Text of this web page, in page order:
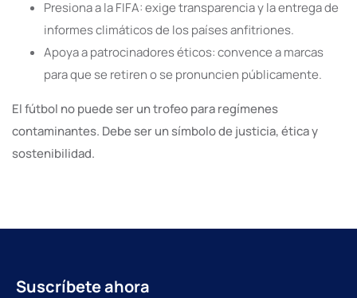
Presiona a la FIFA: exige transparencia y la entrega de
informes climáticos de los países anfitriones.
Apoya a patrocinadores éticos: convence a marcas
para que se retiren o se pronuncien públicamente.
El fútbol no puede ser un trofeo para regímenes
contaminantes. Debe ser un símbolo de justicia, ética y
sostenibilidad.
Suscríbete ahora